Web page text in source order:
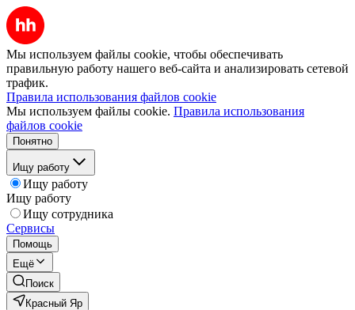
Мы используем файлы cookie, чтобы обеспечивать
правильную работу нашего веб-сайта и анализировать сетевой
трафик.
Правила использования файлов cookie
Мы используем файлы cookie. Правила использования
файлов cookie
Понятно
Ищу работу
Ищу работу
Ищу работу
Ищу сотрудника
Сервисы
Помощь
Ещё
Поиск
Красный Яр